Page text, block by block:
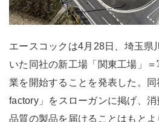
エースコックは4月28日、埼玉県
いた同社の新工場「関東工場」
業を開始することを発表した。
factory」をスローガンに掲げ、
品質の製品を届けることはもと